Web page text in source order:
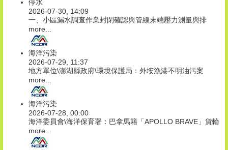
停水
2026-07-30, 14:09
一、小區漏水調查作業封閉確認與管線末端壓力測量與排
more...
海洋污染
2026-07-29, 11:37
地方單位\澎湖縣政府\環境保護局：外垵漁港不明油污案
more...
海洋污染
2026-07-28, 00:00
海洋委員會\海洋保育署：巴拿馬籍「APOLLO BRAVE」貨輪
more...